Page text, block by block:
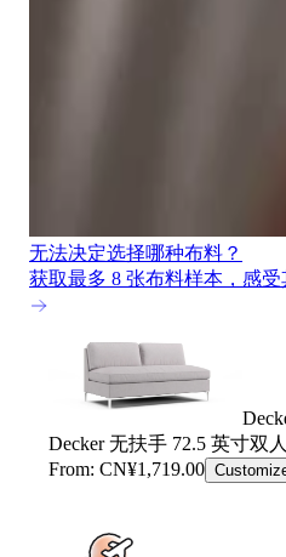
无法决定选择哪种布料？
获取最多 8 张布料样本，感受
Decker 无扶手 72.5 英寸双
From: CN¥1,719.00